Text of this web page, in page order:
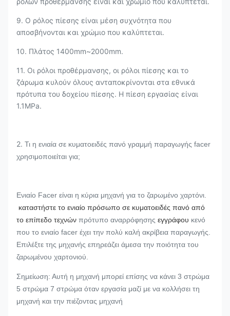
9. Ο ρόλος πίεσης είναι μέση συχνότητα που
αποσβήνονται και χρώμιο που καλύπτεται.
10. Πλάτος 1400mm~2000mm.
11. Οι ρόλοι προθέρμανσης, οι ρόλοι πίεσης και το
ζάρωμα κυλούν όλους ανταποκρίνονται στα εθνικά
πρότυπα του δοχείου πίεσης. Η πίεση εργασίας είναι
1.1MPa.
2. Τι η ενιαία σε κυματοειδές πανό γραμμή παραγωγής facer
χρησιμοποιείται για;
Ενιαίο Facer είναι η κύρια μηχανή για το ζαρωμένο χαρτόνι.
καταστήστε το ενιαίο πρόσωπο σε κυματοειδές πανό από
το επίπεδο τεχνών πρότυπο αναρρόφησης εγγράφου κενό
που το ενιαίο facer έχει την πολύ καλή ακρίβεια παραγωγής.
Επιλέξτε της μηχανής επηρεάζει άμεσα την ποιότητα του
ζαρωμένου χαρτονιού.
Σημείωση: Αυτή η μηχανή μπορεί επίσης να κάνει 3 στρώμα
5 στρώμα 7 στρώμα όταν εργασία μαζί με να κολλήσει τη
μηχανή και την πιέζοντας μηχανή